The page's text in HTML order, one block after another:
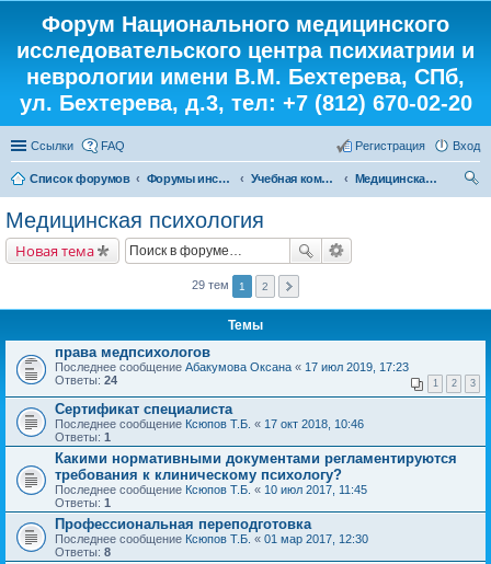
Форум Национального медицинского
исследовательского центра психиатрии и
неврологии имени В.М. Бехтерева, СПб,
ул. Бехтерева, д.3, тел: +7 (812) 670-02-20
Ссылки FAQ Вход
Регистрация
Список форумов Форумы института Учебная комната
Медицинская психология
Медицинская психология
Новая тема
29 тем 1 2
Темы
права медпсихологов
Последнее сообщение Абакумова Оксана « 17 июл 2019, 17:23
Ответы: 24 1 2 3
Сертификат специалиста
Последнее сообщение Ксюпов Т.Б. « 17 окт 2018, 10:46
Ответы: 1
Какими нормативными документами регламентируются
требования к клиническому психологу?
Последнее сообщение Ксюпов Т.Б. « 10 июл 2017, 11:45
Ответы: 1
Профессиональная переподготовка
Последнее сообщение Ксюпов Т.Б. « 01 мар 2017, 12:30
Ответы: 8